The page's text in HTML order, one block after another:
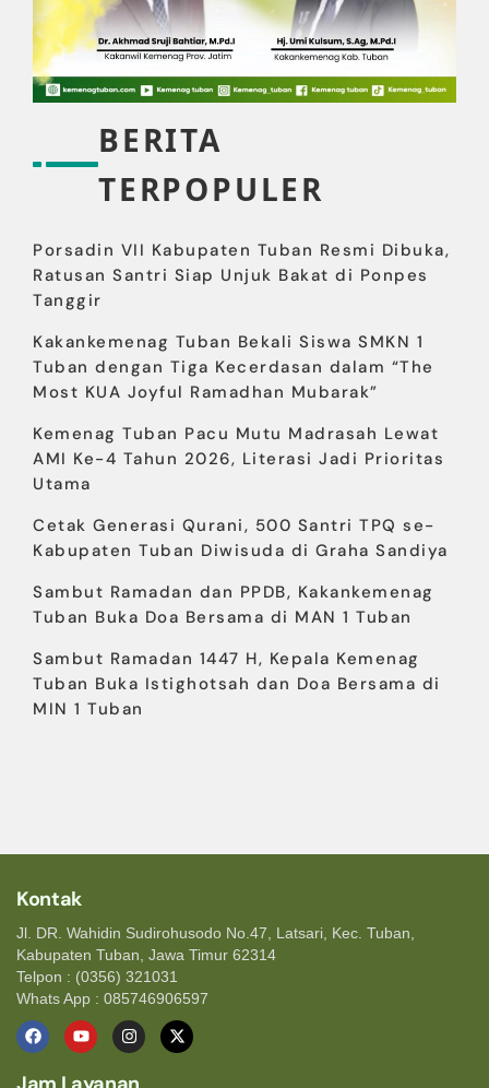
BERITA
TERPOPULER
Porsadin VII Kabupaten Tuban Resmi Dibuka,
Ratusan Santri Siap Unjuk Bakat di Ponpes
Tanggir
Kakankemenag Tuban Bekali Siswa SMKN 1
Tuban dengan Tiga Kecerdasan dalam “The
Most KUA Joyful Ramadhan Mubarak”
Kemenag Tuban Pacu Mutu Madrasah Lewat
AMI Ke-4 Tahun 2026, Literasi Jadi Prioritas
Utama
Cetak Generasi Qurani, 500 Santri TPQ se-
Kabupaten Tuban Diwisuda di Graha Sandiya
Sambut Ramadan dan PPDB, Kakankemenag
Tuban Buka Doa Bersama di MAN 1 Tuban
Sambut Ramadan 1447 H, Kepala Kemenag
Tuban Buka Istighotsah dan Doa Bersama di
MIN 1 Tuban
Kontak
Jl. DR. Wahidin Sudirohusodo No.47, Latsari, Kec. Tuban,
Kabupaten Tuban, Jawa Timur 62314
Telpon : (0356) 321031
Whats App : 085746906597